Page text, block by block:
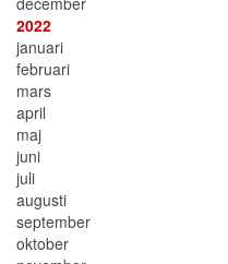
2022
januari
februari
mars
april
maj
juni
juli
augusti
september
oktober